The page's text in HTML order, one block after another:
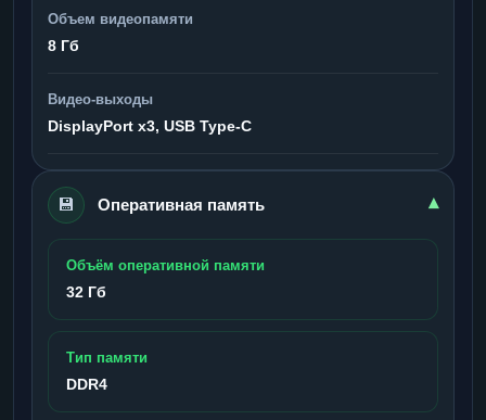
Объем видеопамяти
8 Гб
Видео-выходы
DisplayPort x3, USB Type-C
💾 Оперативная память ▾
Объём оперативной памяти
32 Гб
Тип памяти
DDR4